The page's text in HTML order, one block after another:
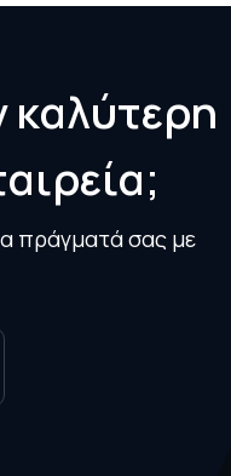
καλύτερη
αιρεία;
πράγματά σας με